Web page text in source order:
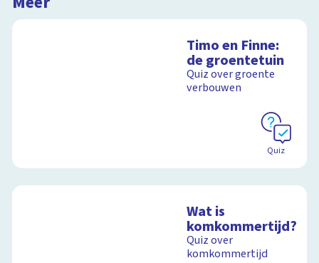
Timo en Finne:
de groentetuin
Quiz over groente
verbouwen
Quiz
Wat is
komkommertijd?
Quiz over
komkommertijd